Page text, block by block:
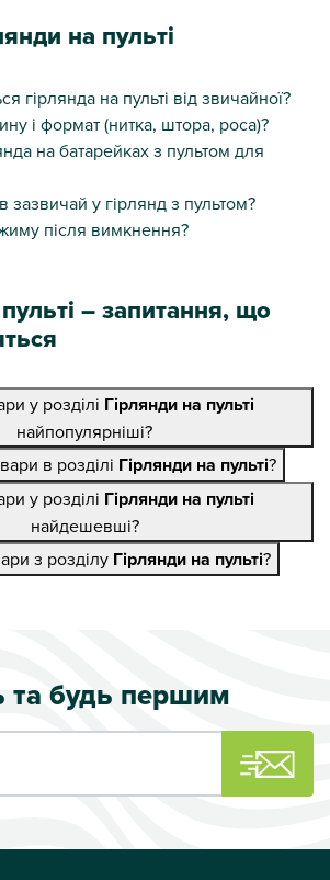
на пульті
гірлянда на пульті від звичайної?
і формат (нитка, штора, роса)?
на батарейках з пультом для
зазвичай у гірлянд з пультом?
після вимкнення?
– запитання, що
у розділі Гірлянди на пульті
найпопулярніші?
в розділі Гірлянди на пульті?
у розділі Гірлянди на пульті
найдешевші?
з розділу Гірлянди на пульті?
та будь першим